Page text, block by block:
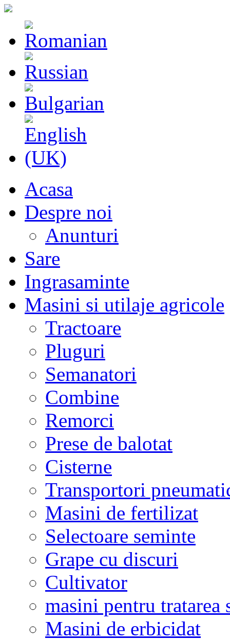
Acasa
Despre noi
Anunturi
Sare
Ingrasaminte
Masini si utilaje agricole
Tractoare
Pluguri
Semanatori
Combine
Remorci
Prese de balotat
Cisterne
Transportori
Masini de fertilizat
Selectoare seminte
Grape cu discuri
Cultivator
masini pentru tratarea
Masini de erbicidat